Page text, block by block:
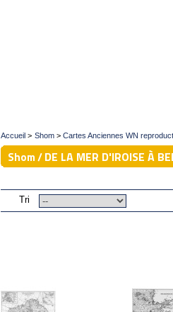
Accueil > Shom > Cartes Anciennes WN
Shom /DE LA MER D'IROISE À
Tri